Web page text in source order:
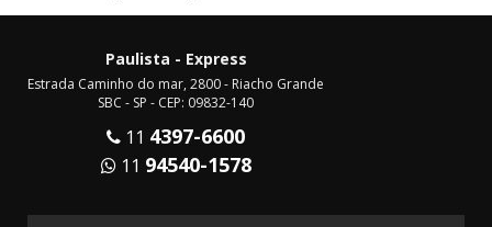
Paulista - Express
Estrada Caminho do mar, 2800 - Riacho Grande
SBC - SP - CEP: 09832-140
11 4397-6600
11 94540-1578